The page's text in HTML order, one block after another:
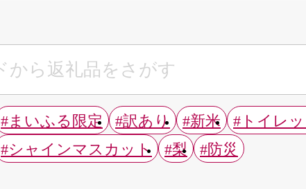
#まいふる限定 #訳あり #新米 #トイレ
#シャインマスカット
#梨 #防災